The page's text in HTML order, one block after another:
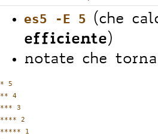
es5 -E 5 (che
efficiente)
notate che
* 5
** 4
*** 3
**** 2
***** 1